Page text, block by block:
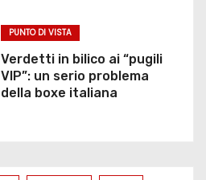
PUNTO DI VISTA
Verdetti in bilico ai “pugili
VIP”: un serio problema
della boxe italiana